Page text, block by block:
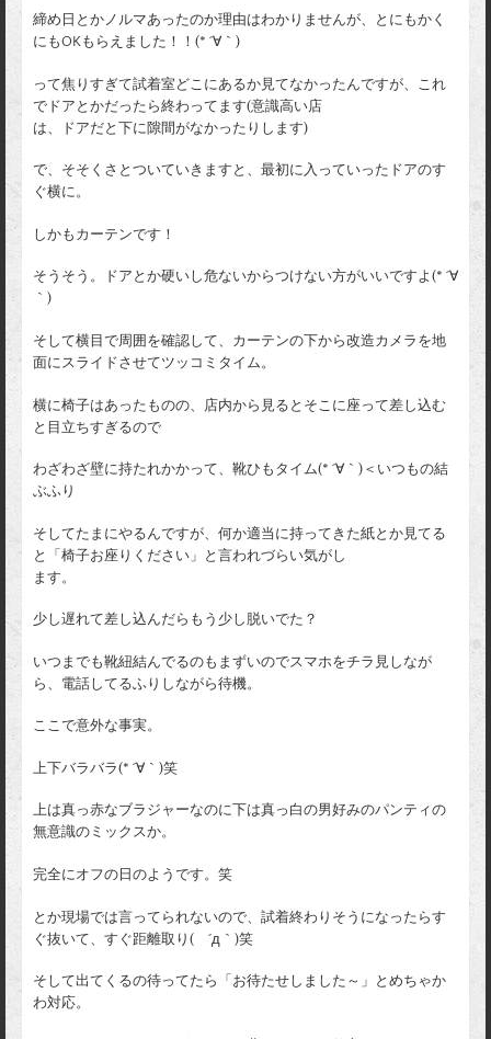
締め日とかノルマあったのか理由はわかりませんが、とにもかく
にもOKもらえました！！(* ´∀｀)
って焦りすぎて試着室どこにあるか見てなかったんですが、これ
でドアとかだったら終わってます(意識高い店
は、ドアだと下に隙間がなかったりします)
で、そそくさとついていきますと、最初に入っていったドアのす
ぐ横に。
しかもカーテンです！
そうそう。ドアとか硬いし危ないからつけない方がいいですよ(* ´∀
｀)
そして横目で周囲を確認して、カーテンの下から改造カメラを地
面にスライドさせてツッコミタイム。
横に椅子はあったものの、店内から見るとそこに座って差し込む
と目立ちすぎるので
わざわざ壁に持たれかかって、靴ひもタイム(* ´∀｀)＜いつもの結
ぶふり
そしてたまにやるんですが、何か適当に持ってきた紙とか見てる
と「椅子お座りください」と言われづらい気がし
ます。
少し遅れて差し込んだらもう少し脱いでた？
いつまでも靴紐結んでるのもまずいのでスマホをチラ見しなが
ら、電話してるふりしながら待機。
ここで意外な事実。
上下バラバラ(* ´∀｀)笑
上は真っ赤なブラジャーなのに下は真っ白の男好みのパンティの
無意識のミックスか。
完全にオフの日のようです。笑
とか現場では言ってられないので、試着終わりそうになったらす
ぐ抜いて、すぐ距離取り( ´д｀)笑
そして出てくるの待ってたら「お待たせしました～」とめちゃか
わ対応。